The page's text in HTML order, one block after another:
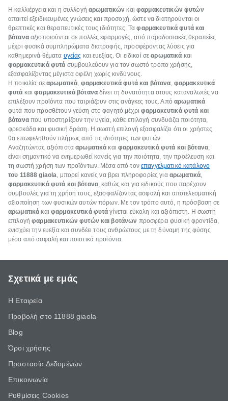
Η καλλιέργεια και η συλλογή αρωματικών καιφαρμακευτικών φυτών
απαιτεί εξειδικευμένες γνώσεις και προσοχή, ώστε να διατηρούνται οι
θρεπτικές και θεραπευτικές τους ιδιότητες. Ταφαρμακευτικά φυτά και
βότανααξιοποιούνται σε πολλές εφαρμογές, από παραδοσιακές θεραπείες
μέχρι φυσικά συμπληρώματα διατροφής, προσφέροντας λύσεις για
καθημερινά θέματα υγείας και ευεξίας. Οι ειδικοί σεαρωματικά και
φαρμακευτικά φυτά συμβουλεύουν για τον σωστό τρόπο χρήσης,
εξασφαλίζοντας μέγιστα οφέλη χωρίς κινδύνους.
Η ποικιλία σε αρωματικά, φαρμακευτικά φυτά και βότανα, φαρμακευτικά
φυτά καιφαρμακευτικά βόταναδίνει τη δυνατότητα στους καταναλωτές να
επιλέξουν προϊόντα που ταιριάζουν στις ανάγκες τους. Από αρωματικά
φυτά που προσθέτουν γεύση στο φαγητό μέχριφαρμακευτικά φυτά και
βόταναπου υποστηρίζουν την υγεία, κάθε επιλογή συνδυάζει ποιότητα,
φρεσκάδα και φυσική δράση. Η σωστή επιλογή εξασφαλίζει ότι οι χρήστες
θα επωφεληθούν πλήρως από τις ιδιότητες των φυτών.
Αναζητώντας αξιόπιστααρωματικά καιφαρμακευτικά φυτά και βότανα,
είναι σημαντικό να ενημερωθεί κανείς για την ποιότητα, την προέλευση και
τη σωστή χρήση των προϊόντων. Μέσα από τονεπαγγελματικό κατάλογο
του 11888 giaola, μπορεί κανείς να βρει πληροφορίες για αρωματικά,
φαρμακευτικά φυτά και βότανα, καθώς και για ειδικούς που παρέχουν
συμβουλές για τη χρήση τους, εξασφαλίζοντας ασφαλή και αποτελεσματική
αξιοποίηση των φυσικών αυτών πόρων. Με τον τρόπο αυτό, η πρόσβαση σε
αρωματικά και φαρμακευτικά φυτά γίνεται εύκολη και αξιόπιστη. Η σωστή
επιλογήφαρμακευτικών φυτών και βοτάνων προσφέρει φυσική φροντίδα,
ενισχύει την ευεξία και συνδέει τους ανθρώπους με τη δύναμη της φύσης
μέσα από ασφαλή και ποιοτικά προϊόντα.
Σχετικά με εμάς
Η Εταιρεία
Προβολή στο 11888 giaola
Blog
Όροι χρήσης
Προστασία Δεδομένων
Επικοινωνία
Ρυθμίσεις Cookies